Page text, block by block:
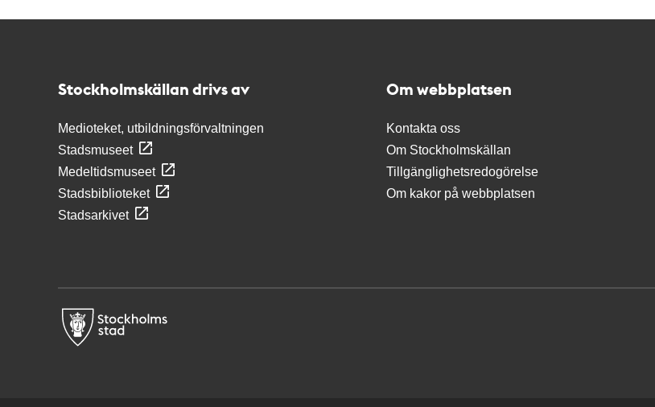
Stockholmskällan drivs av
Medioteket, utbildningsförvaltningen
Stadsmuseet
Medeltidsmuseet
Stadsbiblioteket
Stadsarkivet
Om webbplatsen
Kontakta oss
Om Stockholmskällan
Tillgänglighetsredogörelse
Om kakor på webbplatsen